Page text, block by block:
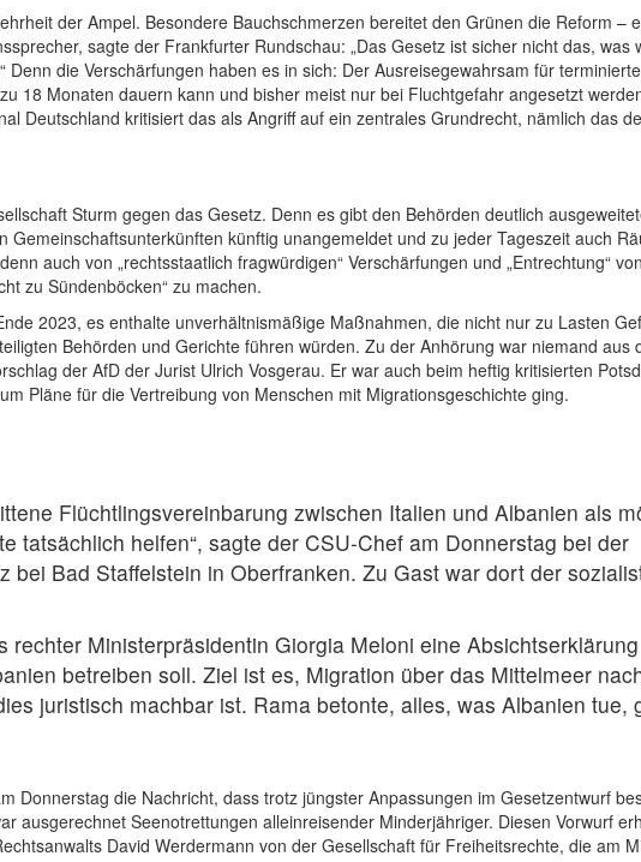
der Ampel. Besondere Bauchschmerzen bereitet den Grünen die Reform –
sagte der Frankfurter Rundschau: „Das Gesetz ist sicher nicht das, was
die Verschärfungen haben es in sich: Der Ausreisegewahrsam für
18 Monaten dauern kann und bisher meist nur bei Fluchtgefahr angesetzt
Deutschland kritisiert das als Angriff auf ein zentrales Grundrecht, nämlich das
Sturm gegen das Gesetz. Denn es gibt den Behörden deutlich
künftig unangemeldet und zu jeder Tageszeit auch
auch von „rechtsstaatlich fragwürdigen“ Verschärfungen und „Entrechtung“
zu Sündenböcken“ zu machen.
2023, es enthalte unverhältnismäßige Maßnahmen, die nicht nur zu Lasten
Behörden und Gerichte führen würden. Zu der Anhörung war niemand aus
der AfD der Jurist Ulrich Vosgerau. Er war auch beim heftig kritisierten
Pläne für die Vertreibung von Menschen mit Migrationsgeschichte ging.
Flüchtlingsvereinbarung zwischen Italien und Albanien als
tatsächlich helfen“, sagte der CSU-Chef am Donnerstag bei der
Bad Staffelstein in Oberfranken. Zu Gast war dort der
rechter Ministerpräsidentin Giorgia Meloni eine Absichtserklärung
betreiben soll. Ziel ist es, Migration über das Mittelmeer
juristisch machbar ist. Rama betonte, alles, was Albanien tue,
Donnerstag die Nachricht, dass trotz jüngster Anpassungen im Gesetzentwurf
ausgerechnet Seenotrettungen alleinreisender Minderjähriger. Diesen Vorwurf
David Werdermann von der Gesellschaft für Freiheitsrechte, die am